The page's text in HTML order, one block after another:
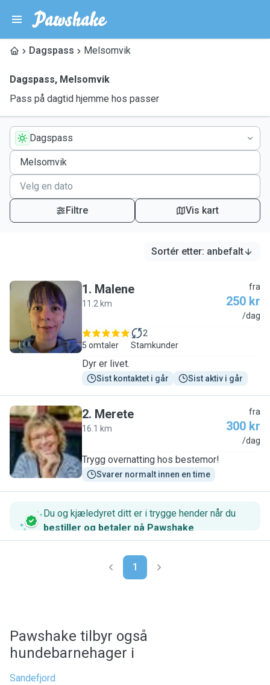
Dagspass Melsomvik
Dagspass, Melsomvik
Pass på dagtid hjemme hos passer
Dagspass
Filtre Vis kart
Sortér etter: anbefalt
M
1. Malene
11.2 km
fra
250 kr
/dag
5 omtaler
2
Stamkunder
Dyr er livet.
Sist kontaktet i går Sist aktiv i går
M
2. Merete
16.1 km
fra
300 kr
/dag
Trygg overnatting hos bestemor!
Svarer normalt innen en time
Du og kjæledyret ditt er i trygge hender når du
bestiller og betaler på Pawshake.
1
Pawshake tilbyr også
hundebarnehager i
Sandefjord